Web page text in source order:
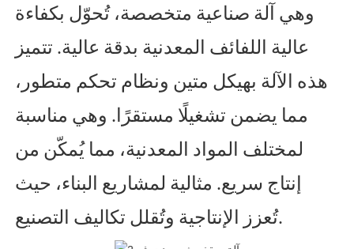
وهي آلة صناعية متخصصة، تُحوّل بكفاءة
عالية اللفائف المعدنية بدقة عالية. تتميز
هذه الآلة بهيكل متين ونظام تحكم متطور،
مما يضمن تشغيلًا مستقرًا. وهي مناسبة
لمختلف المواد المعدنية، مما يُمكّن من
إنتاج سريع. مثالية لمشاريع البناء، حيث
تُعزز الإنتاجية وتُقلل تكاليف التصنيع.